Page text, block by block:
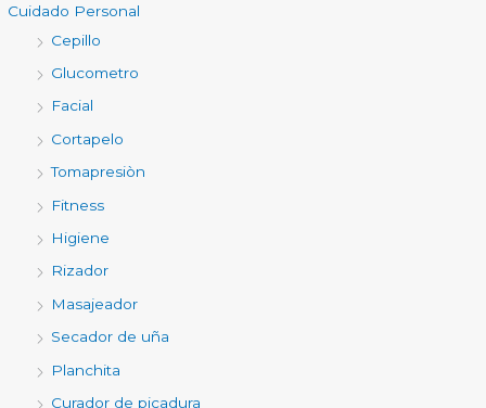
Cuidado Personal
Cepillo
Glucometro
Facial
Cortapelo
Tomapresiòn
Fitness
Higiene
Rizador
Masajeador
Secador de uña
Planchita
Curador de picadura